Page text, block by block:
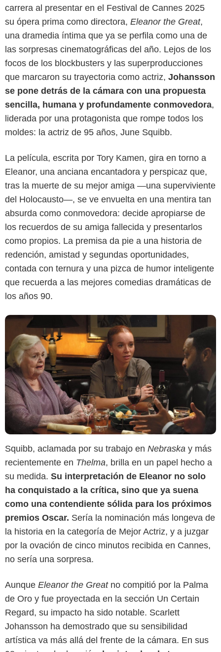
carrera al presentar en el Festival de Cannes 2025
su ópera prima como directora, Eleanor the Great,
una dramedia íntima que ya se perfila como una de
las sorpresas cinematográficas del año. Lejos de los
focos de los blockbusters y las superproducciones
que marcaron su trayectoria como actriz, Johansson
se pone detrás de la cámara con una propuesta
sencilla, humana y profundamente conmovedora,
liderada por una protagonista que rompe todos los
moldes: la actriz de 95 años, June Squibb.
La película, escrita por Tory Kamen, gira en torno a
Eleanor, una anciana encantadora y perspicaz que,
tras la muerte de su mejor amiga —una superviviente
del Holocausto—, se ve envuelta en una mentira tan
absurda como conmovedora: decide apropiarse de
los recuerdos de su amiga fallecida y presentarlos
como propios. La premisa da pie a una historia de
redención, amistad y segundas oportunidades,
contada con ternura y una pizca de humor inteligente
que recuerda a las mejores comedias dramáticas de
los años 90.
X
Squibb, aclamada por su trabajo en Nebraska y más
recientemente en Thelma, brilla en un papel hecho a
su medida. Su interpretación de Eleanor no solo
ha conquistado a la crítica, sino que ya suena
como una contendiente sólida para los próximos
premios Oscar. Sería la nominación más longeva de
la historia en la categoría de Mejor Actriz, y a juzgar
por la ovación de cinco minutos recibida en Cannes,
no sería una sorpresa.
Aunque Eleanor the Greatno compitió por la Palma
de Oro y fue proyectada en la sección Un Certain
Regard, su impacto ha sido notable. Scarlett
Johansson ha demostrado que su sensibilidad
artística va más allá del frente de la cámara. En sus
Getty Images